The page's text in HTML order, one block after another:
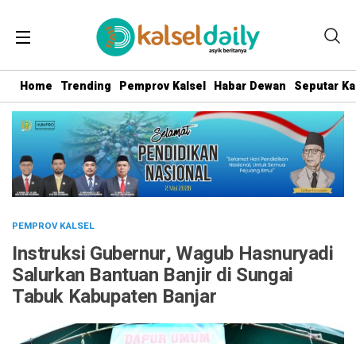
Home Trending Pemprov Kalsel Habar Dewan Seputar
PEMPROV KALSEL
Instruksi Gubernur, Wagub Hasnuryadi
Salurkan Bantuan Banjir di Sungai
Tabuk Kabupaten Banjar